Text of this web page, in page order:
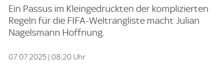
Ein Passus im Kleingedruckten der komplizierten
Regeln für die FIFA-Weltrangliste macht Julian
Nagelsmann Hoffnung.
07.07.2025 | 08:20 Uhr